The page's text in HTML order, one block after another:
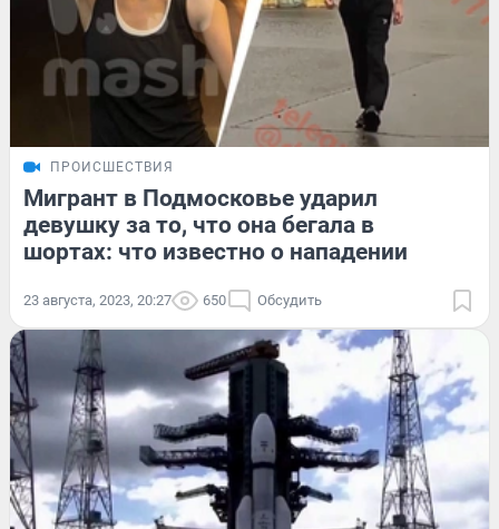
ПРОИСШЕСТВИЯ
Мигрант в Подмосковье ударил
девушку за то, что она бегала в
шортах: что известно о нападении
23 августа, 2023, 20:27 650 Обсудить